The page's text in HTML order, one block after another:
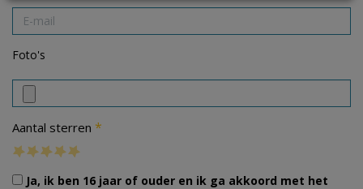
Foto's
Aantal sterren *
Ja, ik ben 16 jaar of ouder en ik ga akkoord met het